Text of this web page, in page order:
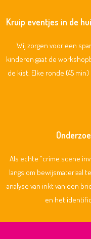
Kruip eventjes in de
Wij zorgen voor een
kinderen gaat de
de kist. Elke ronde (45
Als echte “crime scene
langs om bewijsmateriaal
analyse van inkt van een
en het